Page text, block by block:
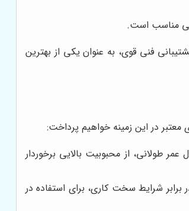
مناسب است.
فنی قوی، به عنوان یکی از بهترین
در این زمینه خواهیم پرداخت:
طولانی، از محبوبیت بالایی برخوردار
برابر شرایط سخت کاری، برای استفاده در